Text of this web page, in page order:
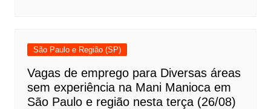
São Paulo e Região (SP)
Vagas de emprego para Diversas áreas
sem experiência na Mani Manioca em
São Paulo e região nesta terça (26/08)